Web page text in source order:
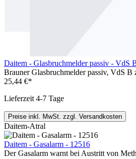
Daitem - Glasbruchmelder passiv - VdS
Brauner Glasbruchmelder passiv, VdS B
25,44 €*
Lieferzeit 4-7 Tage
Preise inkl. MwSt. zzgl. Versandkosten
Daitem-Atral
Daitem - Gasalarm - 12516
Der Gasalarm warnt bei Austritt von